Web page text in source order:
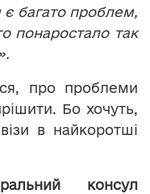
багато проблем,
понаростало так
про проблеми
Бо хочуть,
в найкоротші
консул